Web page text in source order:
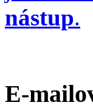
nástup.
E-